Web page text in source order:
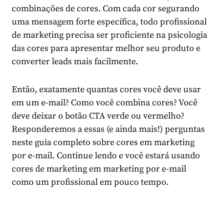
combinações de cores. Com cada cor segurando
uma mensagem forte específica, todo profissional
de marketing precisa ser proficiente na psicologia
das cores para apresentar melhor seu produto e
converter leads mais facilmente.
Então, exatamente quantas cores você deve usar
em um e-mail? Como você combina cores? Você
deve deixar o botão CTA verde ou vermelho?
Responderemos a essas (e ainda mais!) perguntas
neste guia completo sobre cores em marketing
por e-mail. Continue lendo e você estará usando
cores de marketing em marketing por e-mail
como um profissional em pouco tempo.